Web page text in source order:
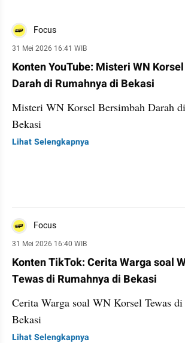
Focus
31 Mei 2026 16:41 WIB
Konten YouTube: Misteri WN
Darah di Rumahnya di Bekasi
Misteri WN Korsel Bersimbah Darah
Bekasi
Lihat Selengkapnya
Focus
31 Mei 2026 16:40 WIB
Konten TikTok: Cerita Warga soal
Tewas di Rumahnya di Bekasi
Cerita Warga soal WN Korsel Tewas
Bekasi
Lihat Selengkapnya